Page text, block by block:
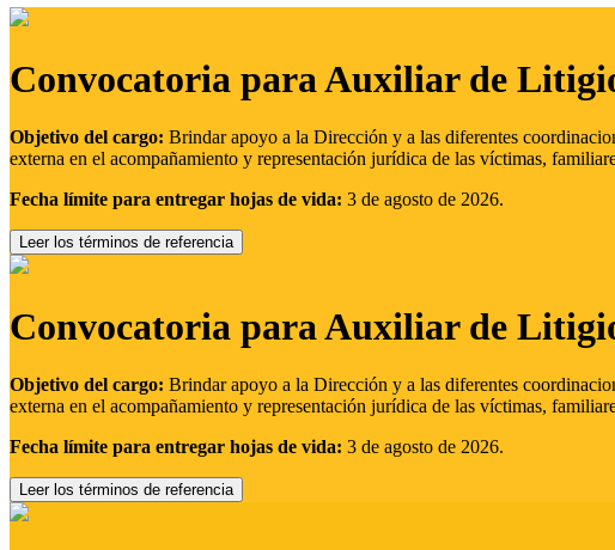
Convocatoria para Auxiliar de
Objetivo del cargo: Brindar apoyo a la Dirección y a las diferentes
externa en el acompañamiento y representación jurídica de las víctimas,
Fecha límite para entregar hojas de vida: 3 de agosto de 2026.
Leer los términos de referencia
Convocatoria para Auxiliar de
Objetivo del cargo: Brindar apoyo a la Dirección y a las diferentes
externa en el acompañamiento y representación jurídica de las víctimas,
Fecha límite para entregar hojas de vida: 3 de agosto de 2026.
Leer los términos de referencia